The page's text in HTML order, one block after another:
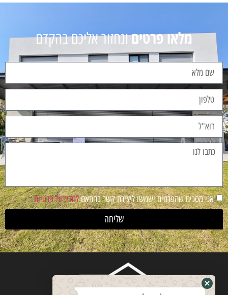
מלאו פרטיםונחזור אליכם בהקדם
אני מסכים שהפרטים ישמשו ליצירת קשר בהתאםלמדיניות פרטיות
שליחה